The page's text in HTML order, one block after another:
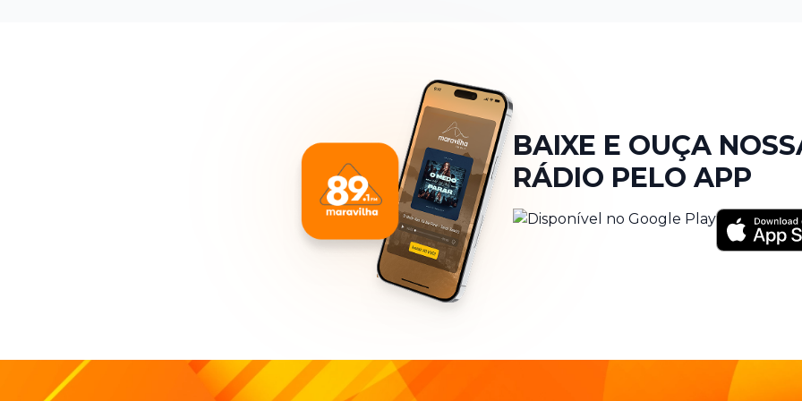
BAIXE E OUÇA
RÁDIO PELO APP